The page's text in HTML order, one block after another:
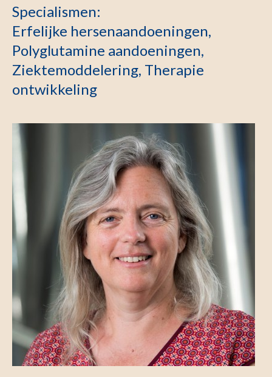
Specialismen:
Erfelijke hersenaandoeningen,
Polyglutamine aandoeningen,
Ziektemoddelering, Therapie
ontwikkeling